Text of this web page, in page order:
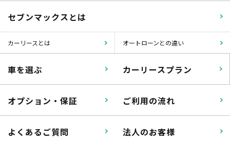
セブンマックスとは
カーリースとは オートローンとの違い
車を選ぶ カーリースプラン
オプション・保証 ご利用の流れ
よくあるご質問 法人のお客様